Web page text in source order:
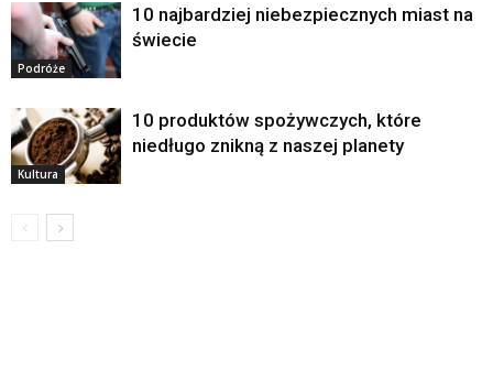
Podróże
10 najbardziej niebezpiecznych miast na
świecie
Kultura
10 produktów spożywczych, które
niedługo znikną z naszej planety